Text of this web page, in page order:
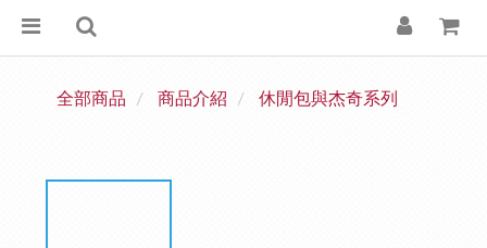
全部商品 商品介紹 休閒包與杰奇系列